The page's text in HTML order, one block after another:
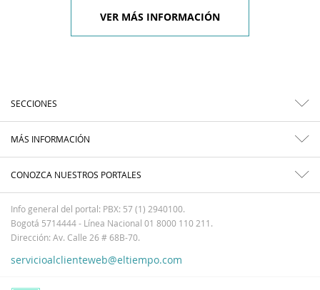
VER MÁS INFORMACIÓN
SECCIONES
MÁS INFORMACIÓN
CONOZCA NUESTROS PORTALES
Info general del portal: PBX: 57 (1) 2940100.
Bogotá 5714444 - Línea Nacional 01 8000 110 211.
Dirección: Av. Calle 26 # 68B-70.
servicioalclienteweb@eltiempo.com